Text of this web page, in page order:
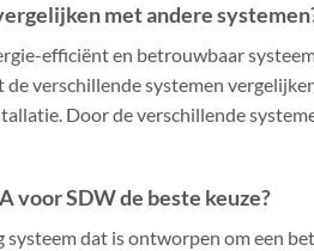
met andere
efficiënt en betrouwbaar
verschillende systemen
Door de verschillende
voor SDW de beste keuze?
systeem dat is ontworpen om een